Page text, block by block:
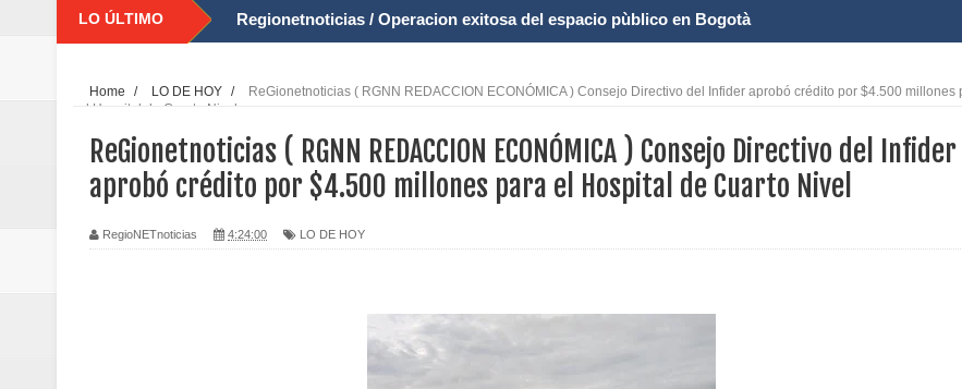
LO ÚLTIMO Regionetnoticias / Operacion exitosa del espacio pùblico en Bogotà
Regionetnoticias / Valle del Cauca tiene listo su plan de seguridad para recibir delegaciones y
Regionetnoticias / Agua potable transforma la vida de 68 estudiantes rurales en Filadelfia
Home / LO DE HOY /
ReGionetnoticias ( RGNN REDACCION ECONÓMICA ) Consejo Directivo del Infider aprobó crédito por $4.500 millones
el Hospital de Cuarto Nivel
ReGionetnoticias ( RGNN REDACCION ECONÓMICA ) Consejo Directivo del Infider
aprobó crédito por $4.500 millones para el Hospital de Cuarto Nivel
RegioNETnoticias 4:24:00 LO DE HOY